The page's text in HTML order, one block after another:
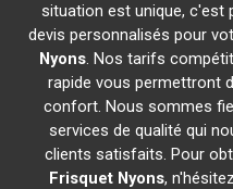
situation est unique, c'est
devis personnalisés pour
Nyons. Nos tarifs
rapide vous permettront
confort. Nous sommes
services de qualité qui
clients satisfaits. Pour
Frisquet Nyons,